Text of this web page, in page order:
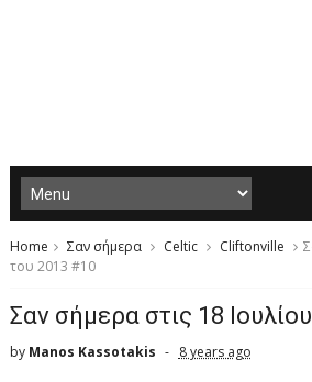
Home Σαν σήμερα Celtic Cliftonville
του 2013 #10
Σαν σήμερα στις 18
by Manos Kassotakis 8 years ago